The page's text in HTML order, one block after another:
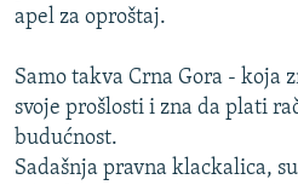
apel za oproštaj.
Samo takva Crna Gora - koja
svoje prošlosti i zna da plati
budućnost.
Sadašnja pravna klackalica,